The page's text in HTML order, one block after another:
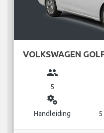
VOLKSWAGEN
group
5
miscellaneous_services
Handleiding 5